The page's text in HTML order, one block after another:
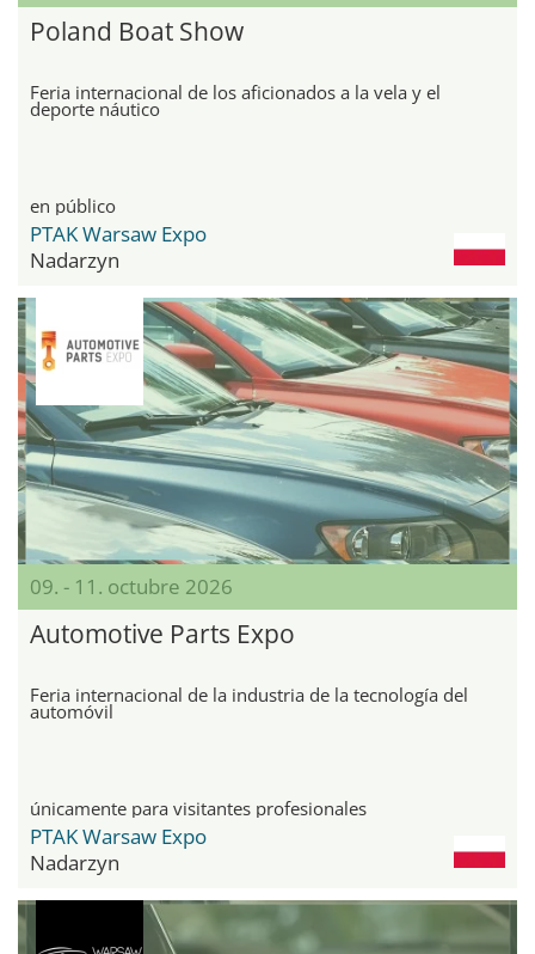
Poland Boat Show
Feria internacional de los aficionados a la vela y el
deporte náutico
en público
PTAK Warsaw Expo
Nadarzyn
09. - 11. octubre 2026
Automotive Parts Expo
Feria internacional de la industria de la tecnología del
automóvil
únicamente para visitantes profesionales
PTAK Warsaw Expo
Nadarzyn